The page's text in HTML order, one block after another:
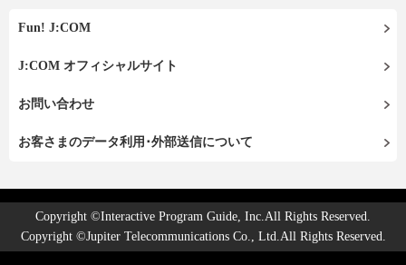
Fun! J:COM
J:COM オフィシャルサイト
お問い合わせ
お客さまのデータ利用･外部送信について
Copyright ©Interactive Program Guide, Inc.All Rights Reserved.
Copyright ©Jupiter Telecommunications Co., Ltd.All Rights Reserved.